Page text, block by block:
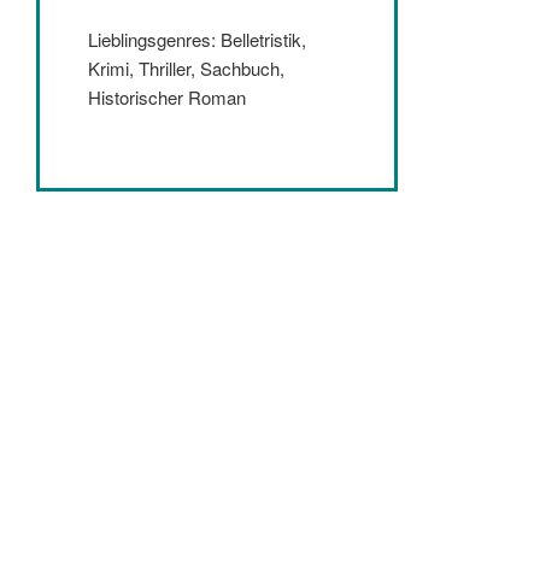
Lieblingsgenres: Belletristik,
Krimi, Thriller, Sachbuch,
Historischer Roman